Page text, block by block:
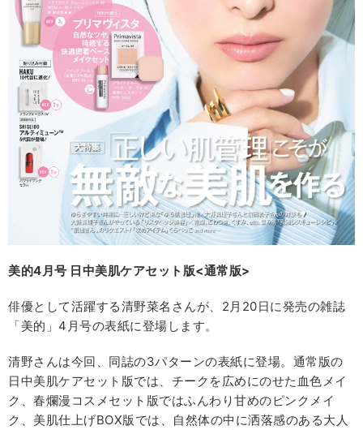
美的4月号 日中美肌ケアセット版<通常版>
俳優として活躍する清野菜名さんが、2月20日に発売の雑誌
「美的」4月号の表紙に登場します。
清野さんは今回、同誌の3パターンの表紙に登場。通常版の
日中美肌ケアセット版では、チークを広めにのせた血色メイ
ク、春爛漫コスメセット版ではふんわり甘めのピンクメイ
ク、美肌仕上げBOX版では、自然体の中に洒落感のある大人